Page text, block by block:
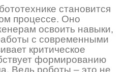
становится
процессе. Оно
освоить навыки,
с современными
критическое
формированию
Ведь роботы – это не